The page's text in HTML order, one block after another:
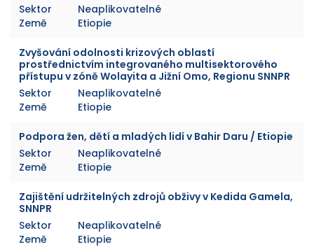
Sektor
Neaplikovatelné
Země
Etiopie
Zvyšování odolnosti krizových oblastí
prostřednictvím integrovaného multisektorového
přístupu v zóně Wolayita a Jižní Omo, Regionu SNNPR
Sektor
Neaplikovatelné
Země
Etiopie
Podpora žen, dětí a mladých lidí v Bahir Daru / Etiopie
Sektor
Neaplikovatelné
Země
Etiopie
Zajištění udržitelných zdrojů obživy v Kedida Gamela,
SNNPR
Sektor
Neaplikovatelné
Země
Etiopie